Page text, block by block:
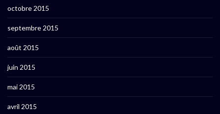
octobre 2015
septembre 2015
août 2015
juin 2015
mai 2015
avril 2015